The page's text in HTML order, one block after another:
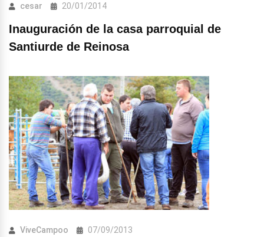
cesar 20/01/2014
Inauguración de la casa parroquial de
Santiurde de Reinosa
ViveCampoo 07/09/2013